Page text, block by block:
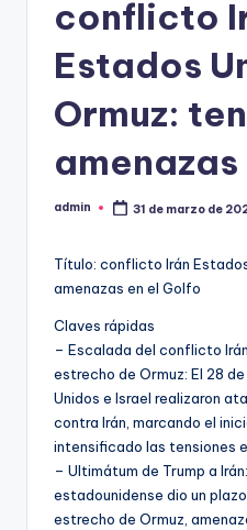
conflicto
Estados
Ormuz:
Publicado
admin 31 de marzo de
Título: conflicto Irán
amenazas en el Golfo
Claves rápidas
– Escalada del conflicto
estrecho de Ormuz: El 28
Unidos e Israel realizaron
contra Irán, marcando el
intensificado las tensiones
– Ultimátum de Trump a
estadounidense dio un
estrecho de Ormuz,